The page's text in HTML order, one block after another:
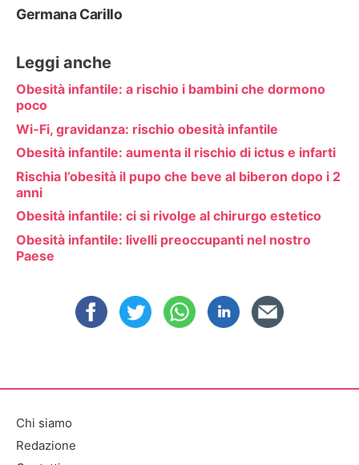
Germana Carillo
Leggi anche
Obesità infantile: a rischio i bambini che dormono
poco
Wi-Fi, gravidanza: rischio obesità infantile
Obesità infantile: aumenta il rischio di ictus e infarti
Rischia l’obesità il pupo che beve al biberon dopo i 2
anni
Obesità infantile: ci si rivolge al chirurgo estetico
Obesità infantile: livelli preoccupanti nel nostro
Paese
Chi siamo
Redazione